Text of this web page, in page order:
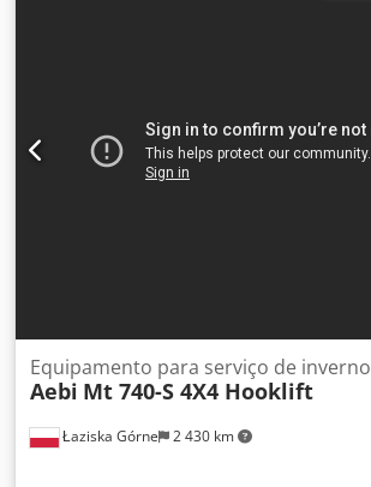
Łaziska Górne 2 430 km
Equipamento para serviço de inverno
Aebi Mt 740-S 4X4 Hooklift